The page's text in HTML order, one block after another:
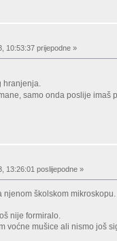
10:53:37 prijepodne »
hranjenja.
samo onda poslije
13:26:01 poslijepodne »
njenom školskom mikroskopu.
nije formiralo.
voćne mušice ali nismo još